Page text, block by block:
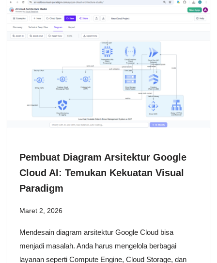
Pembuat Diagram Arsitektur Google
Cloud AI: Temukan Kekuatan Visual
Paradigm
Maret 2, 2026
Mendesain diagram arsitektur Google Cloud bisa
menjadi masalah. Anda harus mengelola berbagai
layanan seperti Compute Engine, Cloud Storage, dan